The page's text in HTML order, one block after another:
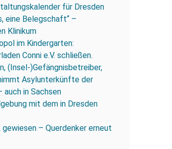
für Dresden
eine Belegschaft“ –
Klinikum
im Kindergarten:
Conni e.V. schließen.
(Insel-)Gefängnisbetreiber,
Asylunterkünfte der
auch in Sachsen
mit dem in Dresden
gewiesen – Querdenker erneut